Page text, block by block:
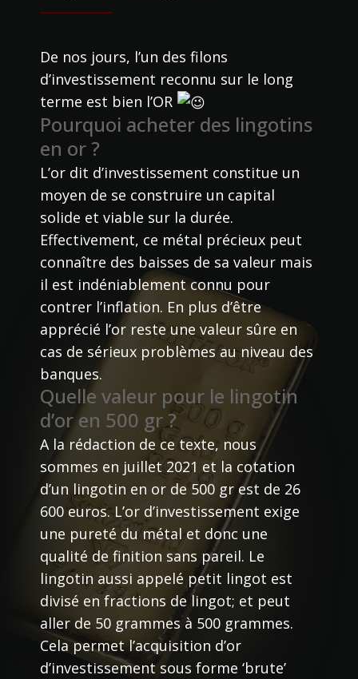
De nos jours, l’un des filons
d’investissement reconnu sur le long
terme est bien l’OR
Pourquoi acheter des lingotins
en or ?
L’or dit d’investissement constitue un
moyen de se construire un capital
solide et viable sur la durée.
Effectivement, ce métal précieux peut
connaître des baisses de sa valeur mais
il est indéniablement connu pour
contrer l’inflation. En plus d’être
apprécié l’or reste une valeur sûre en
cas de sérieux problèmes au niveau des
banques.
Quelle valeur pour le lingotin
d’or en 500 gr ?
A la rédaction de ce texte, nous
sommes en juillet 2021 et la cotation
d’un lingotin en or de 500 gr est de 26
600 euros. L’or d’investissement exige
une pureté du métal et donc une
qualité de finition sans pareil. Le
lingotin aussi appelé petit lingot est
divisé en fractions de lingot; et peut
aller de 50 grammes à 500 grammes.
Cela permet l’acquisition d’or
d’investissement sous forme ‘brute’